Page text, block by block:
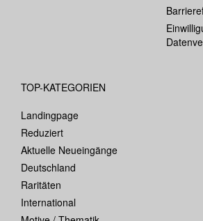
TOP-KATEGORIEN
Landingpage
Reduziert
Aktuelle Neueingänge
Deutschland
Raritäten
International